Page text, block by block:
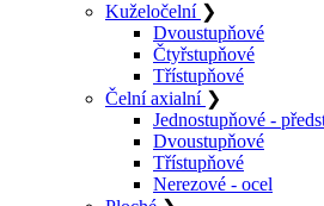
Kuželočelní ❯
Dvoustupňové
Čtyřstupňové
Třístupňové
Čelní axialní ❯
Jednostupňové -
Dvoustupňové
Třístupňové
Nerezové - ocel